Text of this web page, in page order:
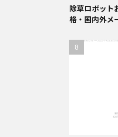
除草ロボット
格・国内外メ